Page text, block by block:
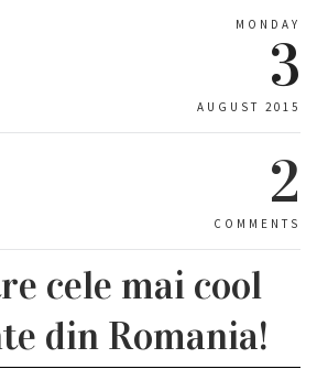
MONDAY
3
AUGUST 2015
2
COMMENTS
cele mai cool
din Romania!